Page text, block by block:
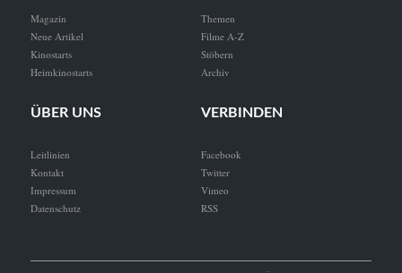
Magazin
Neue Artikel
Kinostarts
Heimkinostarts
Themen
Filme A-Z
Stöbern
Archiv
ÜBER UNS
Leitlinien
Kontakt
Impressum
Datenschutz
VERBINDEN
Facebook
Twitter
Vimeo
RSS